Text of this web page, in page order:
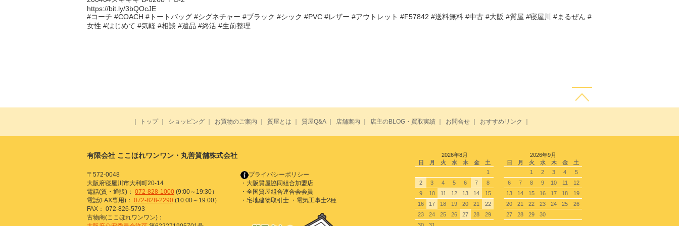
https://bit.ly/3bQOcJE
#コーチ #COACH #トートバッグ #シグネチャー #ブラック #シック #PVC #レザー #アウトレット #F57842 #送料無料 #中古 #大阪 #質屋 #寝屋川 #まるぜん #
女性 #はじめて #気軽 #相談 #遺品 #終活 #生前整理
トップ｜ ショッピング お買物のご案内 質屋とは 質屋Q&A｜ 店舗案内 店主のBLOG・買取実績 お問合せ おすすめリンク
有限会社 ここほれワンワン・丸善質舗株式会社
〒572-0048
大阪府寝屋川市大利町20-14
電話(質・通販)： 072-828-1000 (9:00～19:30）
電話(FAX専用)： 072-828-2290 (10:00～19:00）
FAX： 072-826-5793
プライバシーポリシー
・大阪質屋協同組合加盟店
・全国質屋組合連合会会員
・宅地建物取引士 ・電気工事士2種
古物商(ここほれワンワン)：
2026年8月
日
月 火 水 木 金
土
1
2
3 4 5 6 7
8
9
10 11 12 13 14
15
16
17 18 19 20 21
22
23
24 25 26 27 28
29
2026年9月
日
月 火 水 木 金
土
1
2 3 4
5
6
7 8 9 10 11
12
13
14 15 16 17 18
19
20
21 22 23 24 25
26
27
28 29 30